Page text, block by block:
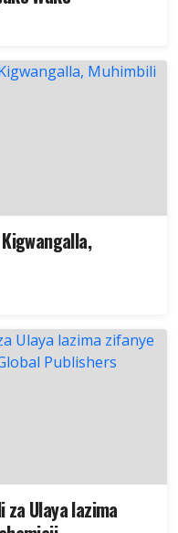
Ulaya lazima